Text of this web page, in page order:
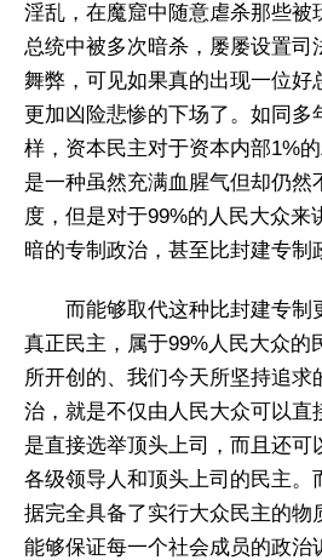
淫乱，在魔窟中随意虐杀那些被
总统中被多次暗杀，屡屡设置司
舞弊，可见如果真的出现一位好
更加凶险悲惨的下场了。如同多
样，资本民主对于资本内部1%
是一种虽然充满血腥气但却仍然
度，但是对于99%的人民大众来
暗的专制政治，甚至比封建专制
而能够取代这种比封建专制
真正民主，属于99%人民大众的
所开创的、我们今天所坚持追求
治，就是不仅由人民大众可以直
是直接选举顶头上司，而且还可
各级领导人和顶头上司的民主。
据完全具备了实行大众民主的物
能够保证每一个社会成员的政治